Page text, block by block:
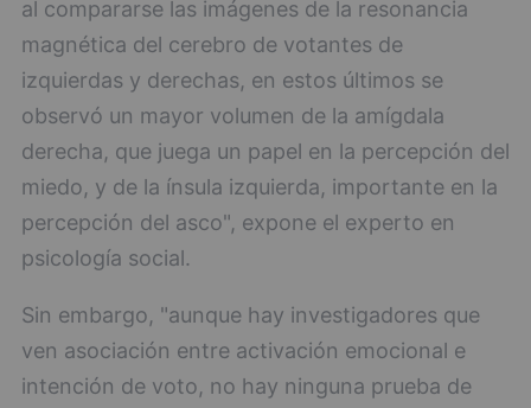
al compararse las imágenes de la resonancia
magnética del cerebro de votantes de
izquierdas y derechas, en estos últimos se
observó un mayor volumen de la amígdala
derecha, que juega un papel en la percepción del
miedo, y de la ínsula izquierda, importante en la
percepción del asco", expone el experto en
psicología social.
Sin embargo, "aunque hay investigadores que
ven asociación entre activación emocional e
intención de voto, no hay ninguna prueba de